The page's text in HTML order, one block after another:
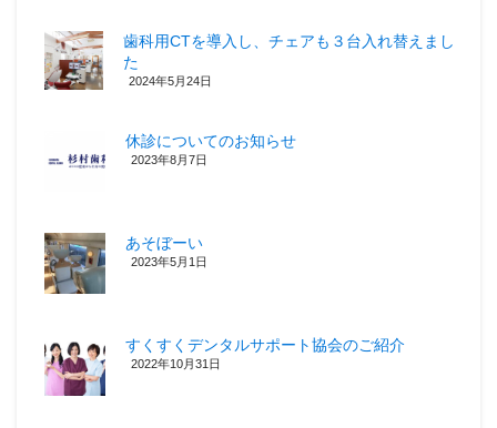
歯科用CTを導入し、チェアも３台入れ替えまし
た
2024年5月24日
休診についてのお知らせ
2023年8月7日
あそぼーい
2023年5月1日
すくすくデンタルサポート協会のご紹介
2022年10月31日